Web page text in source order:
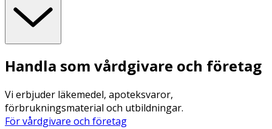
Handla som vårdgivare och företag
Vi erbjuder läkemedel, apoteksvaror,
förbrukningsmaterial och utbildningar.
För vårdgivare och företag